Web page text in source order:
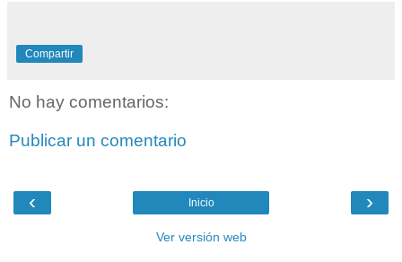
Compartir
No hay comentarios:
Publicar un comentario
‹ ›
Inicio
Ver versión web